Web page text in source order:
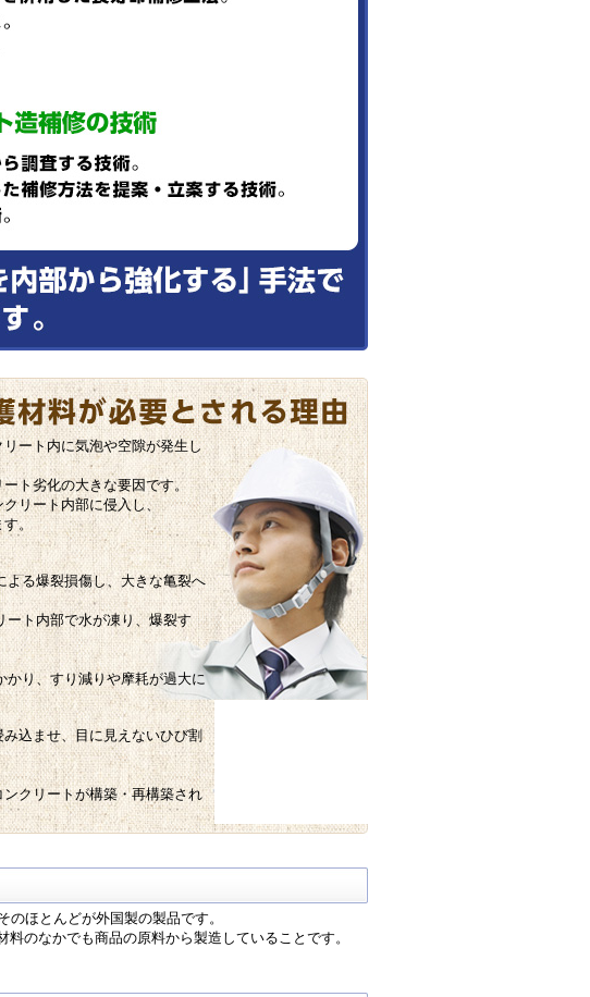
ート内に気泡や空隙が発生し
ト劣化の大きな要因です。
リート内部に侵入し、
す。
る爆裂損傷し、大きな亀裂へ
ト内部で水が凍り、爆裂す
り、すり減りや摩耗が過大に
込ませ、目に見えないひび割
クリートが構築・再構築され
ほとんどが外国製の製品です。
のなかでも商品の原料から製造していることです。